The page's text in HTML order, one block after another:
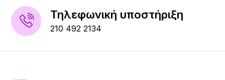
Τηλεφωνική υποστήριξη
210 492 2134